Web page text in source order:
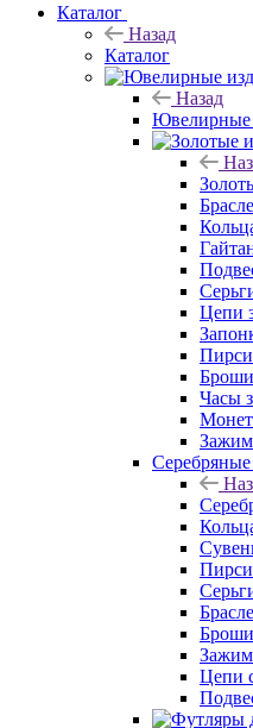
Каталог
Назад
Каталог
Назад
Ювелирные
Цепи
Часы
Серебряные
Цепи